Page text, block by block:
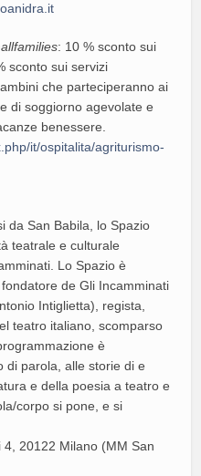
: 10 % sconto sui
sconto sui servizi
che parteciperanno ai
di soggiorno agevolate e
benessere.
it/ospitalita/agriturismo-
da San Babila, lo Spazio
teatrale e culturale
Lo Spazio è
de Gli Incamminati
Intiglietta), regista,
teatro italiano, scomparso
è
di parola, alle storie di e
e della poesia a teatro e
corpo si pone, e si
20122 Milano (MM San